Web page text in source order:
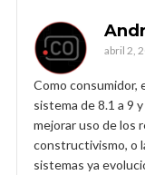
abril 2,
Como consumidor,
sistema de 8.1 a 9
mejorar uso de los
constructivismo, o
sistemas ya